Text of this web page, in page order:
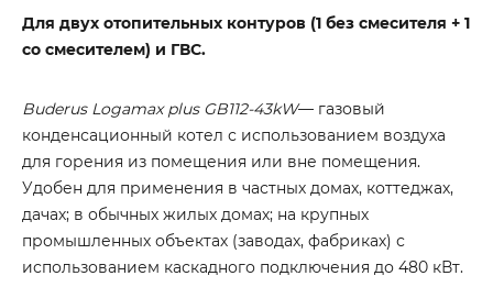
Для двух отопительных контуров (1 без смесителя + 1
со смесителем) и ГВС.
Buderus Logamax plus GB112-43kW— газовый
конденсационный котел с использованием воздуха
для горения из помещения или вне помещения.
Удобен для применения в частных домах, коттеджах,
дачах; в обычных жилых домах; на крупных
промышленных объектах (заводах, фабриках) с
использованием каскадного подключения до 480 кВт.